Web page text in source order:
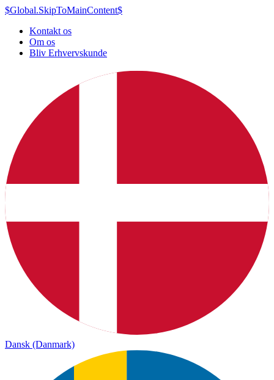
$Global.SkipToMainContent$
Kontakt os
Om os
Bliv Erhvervskunde
Dansk (Danmark)